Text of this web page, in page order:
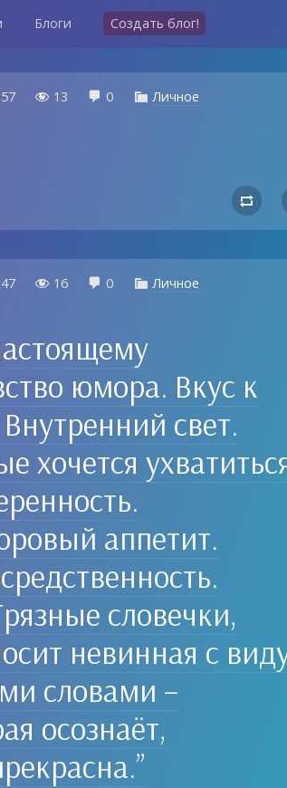
Блоги Создать блог!
 13  0  Личное

 16  0  Личное
юмора. Вкус к
свет.
хочется
аппетит.
словечки,
невинная с
словами –
осознаёт,